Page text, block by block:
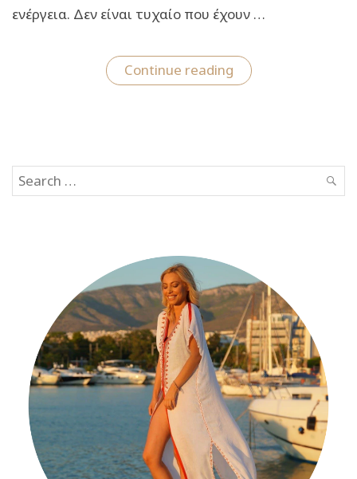
ενέργεια. Δεν είναι τυχαίο που έχουν …
Continue reading“Το
travelgirl.gr
του
Αλί
από
πίσω
(video)”
Search
for: